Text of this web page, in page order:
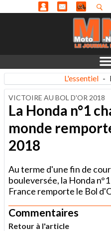
L'essentiel -
VICTOIRE AU BOL D'OR 2018
La Honda n°1
monde
2018
Au terme d'une fin de
bouleversée, la Honda
France remporte le Bol
Commentaires
Retour à l'article